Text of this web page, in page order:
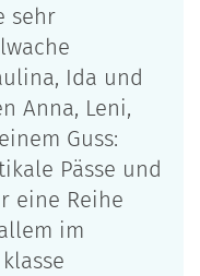
sehr
Ida und
Anna, Leni,
Guss:
Pässe und
eine Reihe
im